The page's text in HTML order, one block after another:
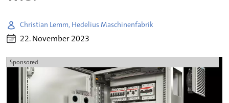
Christian Lemm, Hedelius Maschinenfabrik
22. November 2023
Sponsored